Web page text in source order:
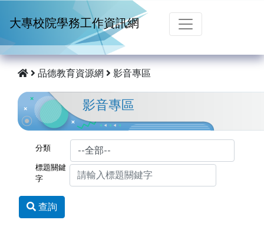
大專校院學務工作資訊網
品德教育資源網 影音專區
影音專區
分類
標題關鍵
字
查詢